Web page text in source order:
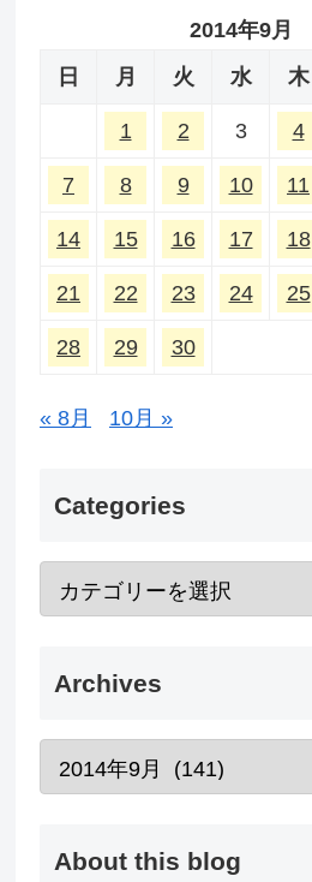
2014年9月
日
月 火 水 木
1 2 3 4
7 8 9 10 11
14 15 16 17 18
21 22 23 24 25
28 29 30
« 8月 10月 »
Categories
Archives
About this blog